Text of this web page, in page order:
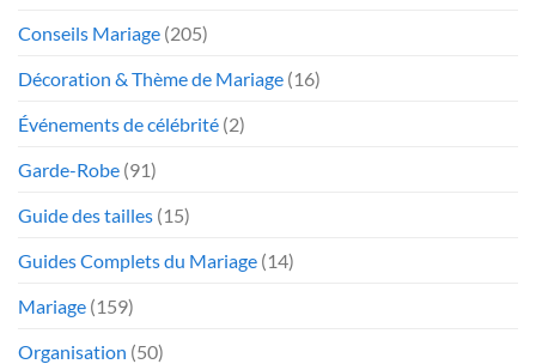
Conseils Mariage (205)
Décoration & Thème de Mariage (16)
Événements de célébrité (2)
Garde-Robe (91)
Guide des tailles (15)
Guides Complets du Mariage (14)
Mariage (159)
Organisation (50)